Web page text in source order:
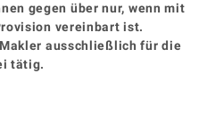
gegen über nur, wenn mit
vereinbart ist.
ausschließlich für die
tätig.